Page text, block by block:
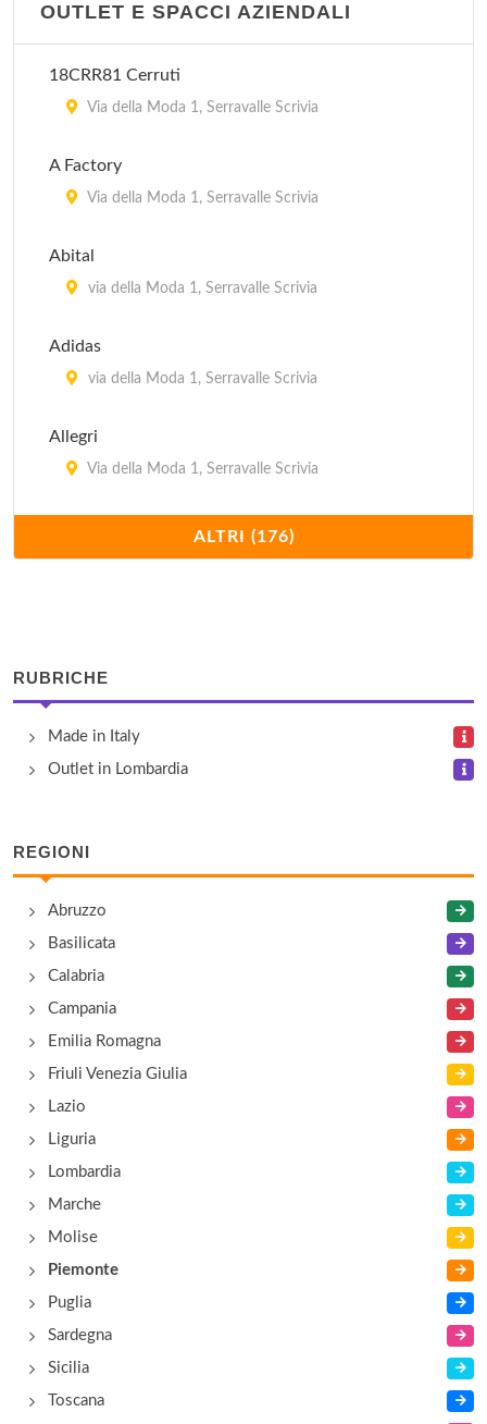
OUTLET E SPACCI AZIENDALI
18CRR81 Cerruti
Via della Moda 1, Serravalle Scrivia
A Factory
Via della Moda 1, Serravalle Scrivia
Abital
via della Moda 1, Serravalle Scrivia
Adidas
via della Moda 1, Serravalle Scrivia
Allegri
Via della Moda 1, Serravalle Scrivia
via della Moda 1, Serravalle Scrivia
Antos
Cascina Prota Bassa 12, Ozzano
Aspesi
via della Moda 1, Serravalle Scrivia
ALTRI (176)
RUBRICHE
Made in Italy
Outlet in Lombardia
REGIONI
Abruzzo
Basilicata
Calabria
Campania
Emilia Romagna
Friuli Venezia Giulia
Lazio
Liguria
Lombardia
Marche
Molise
Piemonte
Puglia
Sardegna
Sicilia
Toscana